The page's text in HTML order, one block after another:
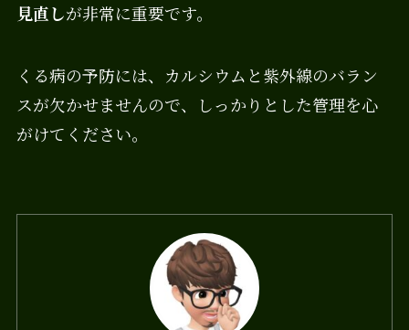
見直しが非常に重要です。
くる病の予防には、カルシウムと紫外線のバラン
スが欠かせませんので、しっかりとした管理を心
がけてください。